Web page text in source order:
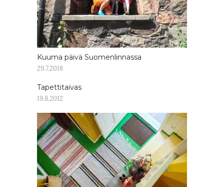
Kuuma päivä Suomenlinnassa
29.7.2018
Tapettitaivas
19.8.2012